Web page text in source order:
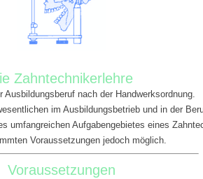
Zahntechnikerlehre
Ausbildungsberuf nach der Handwerksordnung.
im Ausbildungsbetrieb und in der
umfangreichen Aufgabengebietes eines
Voraussetzungen jedoch möglich.
Voraussetzungen